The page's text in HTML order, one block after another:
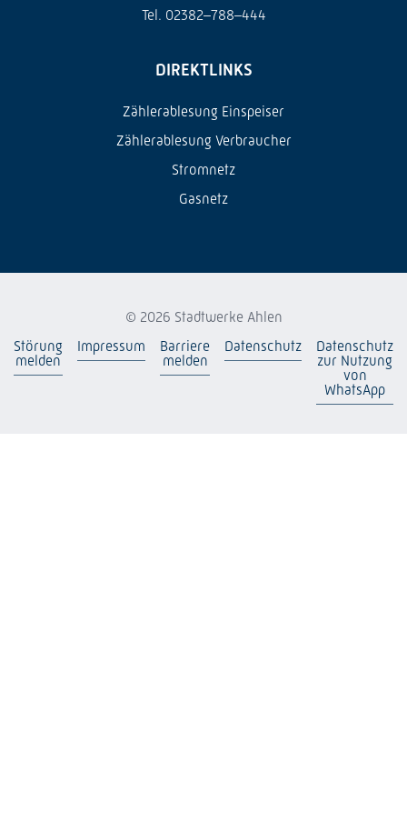
Tel. 02382–788–444
DIREKTLINKS
Zählerablesung Einspeiser
Zählerablesung Verbraucher
Stromnetz
Gasnetz
© 2026 Stadtwerke Ahlen
Störung
melden
Impressum
Barriere
melden
Datenschutz
Datenschutz
zur Nutzung
von
WhatsApp